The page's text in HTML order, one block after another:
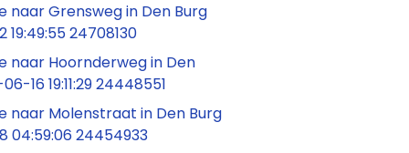
naar Grensweg in Den Burg
19:49:55 24708130
naar Hoornderweg in Den
16 19:11:29 24448551
naar Molenstraat in Den Burg
04:59:06 24454933